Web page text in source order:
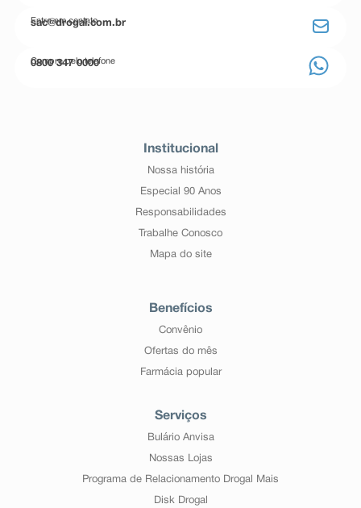
Entre em contato
sac@drogal.com.br
Compre pelo telefone
0800 347 0000
Institucional
Nossa história
Especial 90 Anos
Responsabilidades
Trabalhe Conosco
Mapa do site
Benefícios
Convênio
Ofertas do mês
Farmácia popular
Serviços
Bulário Anvisa
Nossas Lojas
Programa de Relacionamento Drogal Mais
Disk Drogal